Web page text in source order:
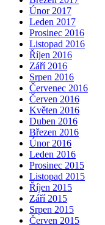
Únor 2017
Leden 2017
Prosinec 2016
Listopad 2016
Říjen 2016
Září 2016
Srpen 2016
Červenec 2016
Červen 2016
Květen 2016
Duben 2016
Březen 2016
Únor 2016
Leden 2016
Prosinec 2015
Listopad 2015
Říjen 2015
Září 2015
Srpen 2015
Červen 2015